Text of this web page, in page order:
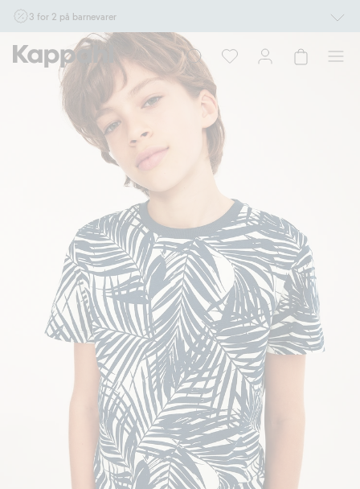
3 for 2 på barnevarer
Ikke Newbie. Gjelder når du handler 2 eller flere varer som inngår i tilbudet tom.
17/8 i butikk & online for deg som er eller blir medlem. Kan ikke kombineres med
andre tilbud eller rabatter.
Handle nå